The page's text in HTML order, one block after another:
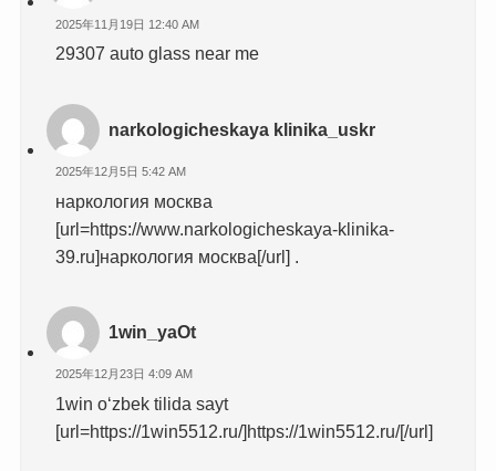
2025年11月19日 12:40 AM
29307 auto glass near me
narkologicheskaya klinika_uskr
2025年12月5日 5:42 AM
наркология москва
[url=https://www.narkologicheskaya-klinika-
39.ru]наркология москва[/url] .
1win_yaOt
2025年12月23日 4:09 AM
1win o‘zbek tilida sayt
[url=https://1win5512.ru/]https://1win5512.ru/[/url]